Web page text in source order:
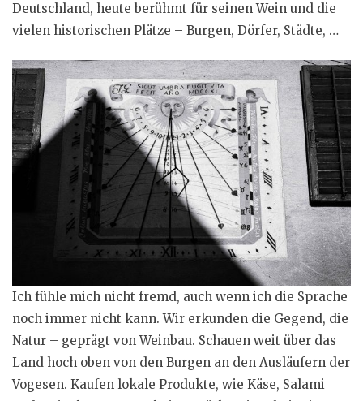
Deutschland, heute berühmt für seinen Wein und die
vielen historischen Plätze – Burgen, Dörfer, Städte, …
Ich fühle mich nicht fremd, auch wenn ich die Sprache
noch immer nicht kann. Wir erkunden die Gegend, die
Natur – geprägt von Weinbau. Schauen weit über das
Land hoch oben von den Burgen an den Ausläufern der
Vogesen. Kaufen lokale Produkte, wie Käse, Salami